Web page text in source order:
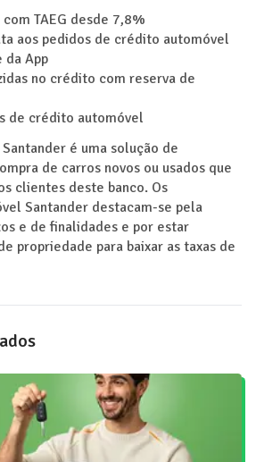
TAEG desde 7,8%
aos pedidos de crédito automóvel
da App
no crédito com reserva de
de crédito automóvel
é uma solução de
de carros novos ou usados que
clientes deste banco. Os
Santander destacam-se pela
e de finalidades e por estar
propriedade para baixar as taxas de